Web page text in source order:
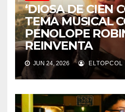
‘DIOSA DE CIEN
TEMA MUSICAL
PENOLOPE
REINVENTA
JUN 24, 2026 ELTOPCOL